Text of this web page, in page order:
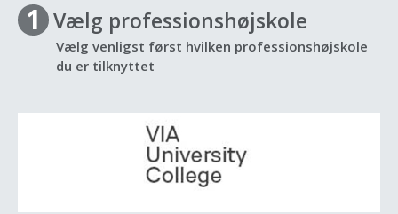
1 Vælg professionshøjskole
Vælg venligst først hvilken professionshøjskole
du er tilknyttet